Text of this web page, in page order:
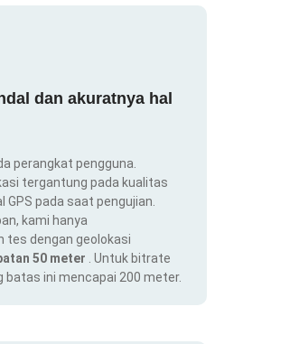
dan akuratnya hal
perangkat pengguna.
tergantung pada kualitas
GPS pada saat pengujian.
kami hanya
tes dengan geolokasi
50 meter
. Untuk bitrate
batas ini mencapai 200 meter.